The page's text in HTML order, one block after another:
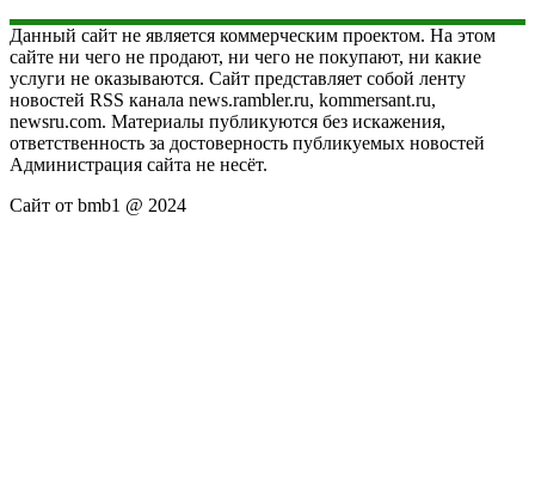
Данный сайт не является коммерческим проектом. На этом
сайте ни чего не продают, ни чего не покупают, ни какие
услуги не оказываются. Сайт представляет собой ленту
новостей RSS канала news.rambler.ru, kommersant.ru,
newsru.com. Материалы публикуются без искажения,
ответственность за достоверность публикуемых новостей
Администрация сайта не несёт.
Сайт от bmb1 @ 2024